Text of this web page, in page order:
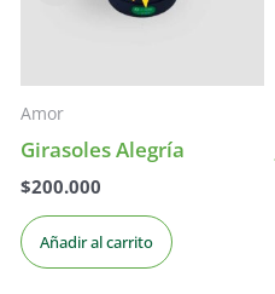
Amor
Girasoles Alegría
$200.000
Añadir al carrito